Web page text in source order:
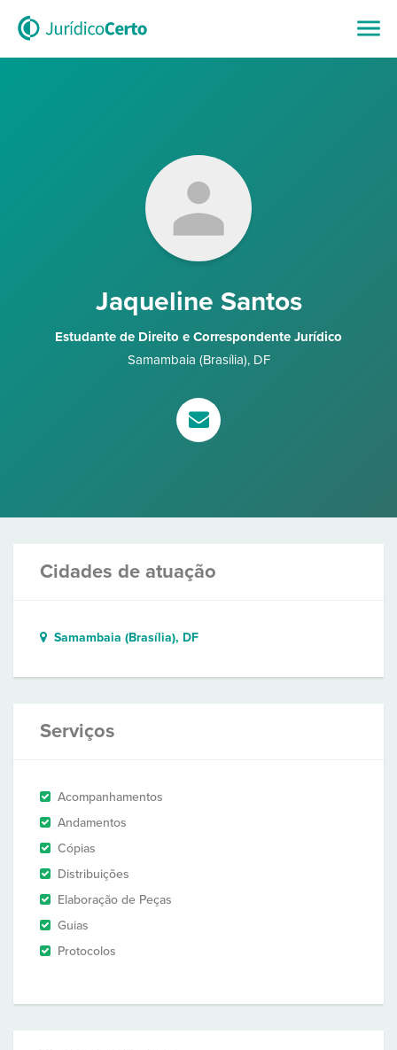
Jaqueline Santos
Estudante de Direito e Correspondente Jurídico
Samambaia (Brasília), DF
Cidades de atuação
Samambaia (Brasília), DF
Serviços
Acompanhamentos
Andamentos
Cópias
Distribuições
Elaboração de Peças
Guias
Protocolos